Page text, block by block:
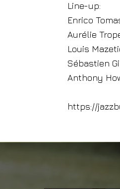
Line-up:
Enrico
Aurélie
Louis
Sébastien
Anthony
https://